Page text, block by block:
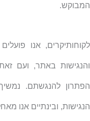
המבוקש.
לקוחותיקרים, אנו
והנגישות באתר, ועם
הפתרון להנגשתם.
הנגישות, ובינתיים אנו